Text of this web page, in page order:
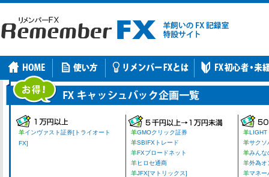
羊インヴァスト証券[トライオート
FX]
羊GMOクリック証券
羊SBIFXトレード
羊FXブロードネット
羊ヒロセ通商
羊JFX[マトリックス]
羊LIGHT
羊サクソ
羊みんな
羊外為オ
羊マネー